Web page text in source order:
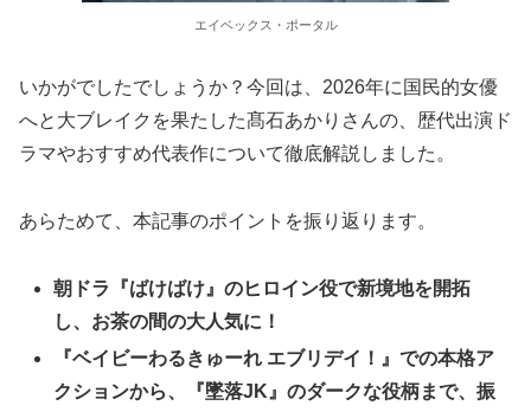
エイベックス・ポータル
いかがでしたでしょうか？今回は、2026年に国民的女優
へと大ブレイクを果たした髙石あかりさんの、歴代出演ド
ラマやおすすめ代表作について徹底解説しました。
あらためて、本記事のポイントを振り返ります。
朝ドラ『ばけばけ』のヒロイン役で新境地を開拓
し、お茶の間の大人気に！
『ベイビーわるきゅーれ エブリデイ！』での本格ア
クションから、『墜落JK』のダークな役柄まで、振